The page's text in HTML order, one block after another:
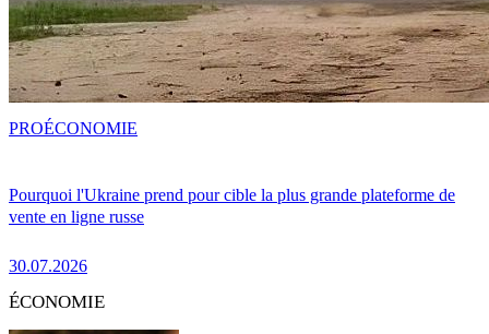
Pourquoi l'Ukraine prend pour cible la plus grande plateforme de
vente en ligne russe
30.07.2026
PROÉCONOMIE
ÉCONOMIE